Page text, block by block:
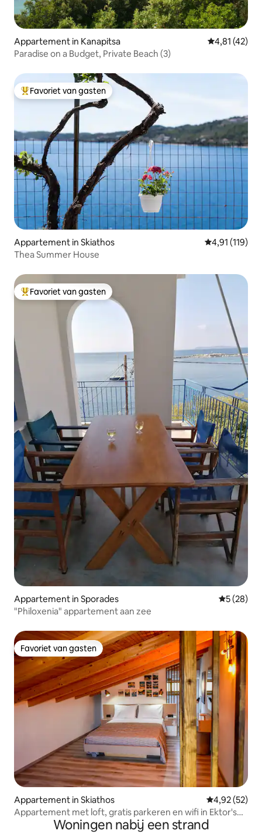
Appartement in Kanapitsa Gemiddelde
4,81 (42)
Paradise on a Budget, Private Beach (3)
Topfavoriet van gasten
Favoriet van gasten
Appartement in Skiathos Gemiddelde
4,91 (119)
Thea Summer House
Topfavoriet van gasten
Favoriet van gasten
Appartement in Sporades
5 (28)
"Philoxenia" appartement aan zee
Favoriet van gasten
Favoriet van gasten
Appartement in Skiathos Gemiddelde
4,92 (52)
Appartement met loft, gratis parkeren en wifi in Ektor's
Woningen nabij een strand